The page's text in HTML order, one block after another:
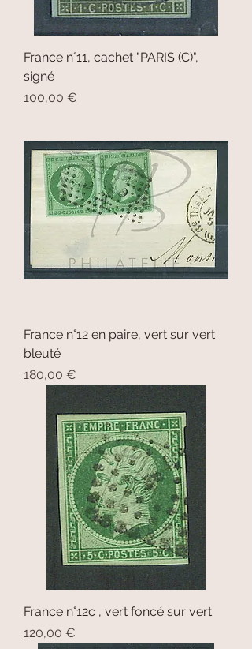
France n°11, cachet "PARIS (C)",
signé
Prix
100,00 €
France n°12 en paire, vert sur vert
bleuté
Prix
180,00 €
France n°12c , vert foncé sur vert
Prix
120,00 €